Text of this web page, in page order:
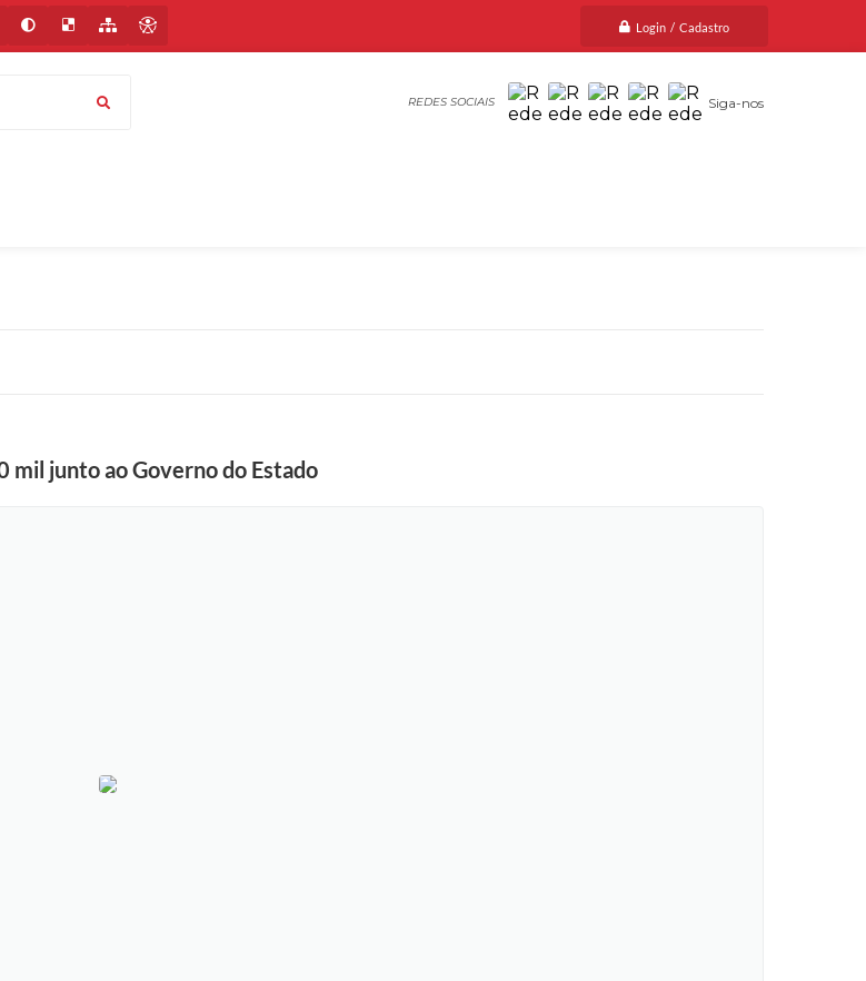
Login / Cadastro
Siga-nos
mil junto ao Governo do Estado